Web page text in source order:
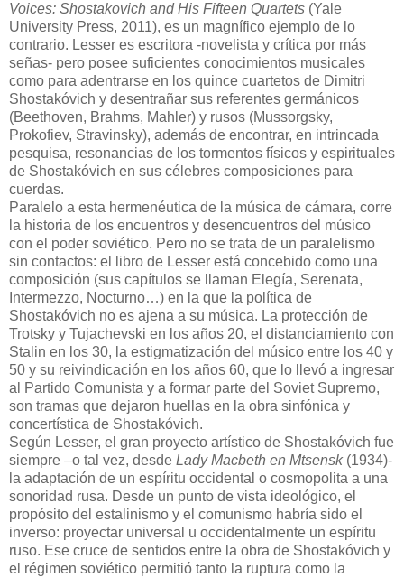
Voices: Shostakovich and His Fifteen Quartets (Yale
University Press, 2011), es un magnífico ejemplo de lo
contrario. Lesser es escritora -novelista y crítica por más
señas- pero posee suficientes conocimientos musicales
como para adentrarse en los quince cuartetos de Dimitri
Shostakóvich y desentrañar sus referentes germánicos
(Beethoven, Brahms, Mahler) y rusos (Mussorgsky,
Prokofiev, Stravinsky), además de encontrar, en intrincada
pesquisa, resonancias de los tormentos físicos y espirituales
de Shostakóvich en sus célebres composiciones para
cuerdas.
Paralelo a esta hermenéutica de la música de cámara, corre
la historia de los encuentros y desencuentros del músico
con el poder soviético. Pero no se trata de un paralelismo
sin contactos: el libro de Lesser está concebido como una
composición (sus capítulos se llaman Elegía, Serenata,
Intermezzo, Nocturno…) en la que la política de
Shostakóvich no es ajena a su música. La protección de
Trotsky y Tujachevski en los años 20, el distanciamiento con
Stalin en los 30, la estigmatización del músico entre los 40 y
50 y su reivindicación en los años 60, que lo llevó a ingresar
al Partido Comunista y a formar parte del Soviet Supremo,
son tramas que dejaron huellas en la obra sinfónica y
concertística de Shostakóvich.
Según Lesser, el gran proyecto artístico de Shostakóvich fue
siempre –o tal vez, desde Lady Macbeth en Mtsensk(1934)-
la adaptación de un espíritu occidental o cosmopolita a una
sonoridad rusa. Desde un punto de vista ideológico, el
propósito del estalinismo y el comunismo habría sido el
inverso: proyectar universal u occidentalmente un espíritu
ruso. Ese cruce de sentidos entre la obra de Shostakóvich y
el régimen soviético permitió tanto la ruptura como la